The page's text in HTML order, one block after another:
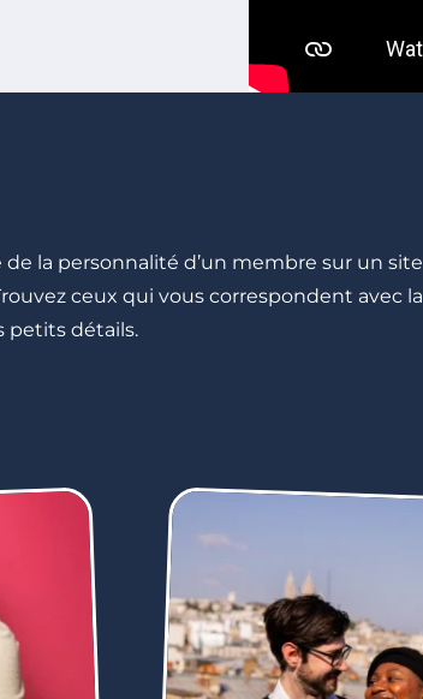
la personnalité d’un membre sur un site
ceux qui vous correspondent avec la
petits détails.